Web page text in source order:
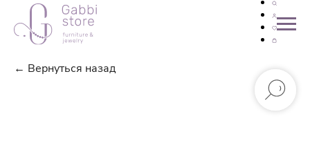
← Вернуться назад